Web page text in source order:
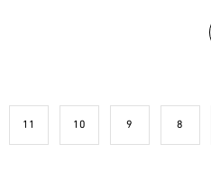
8
9
10
11